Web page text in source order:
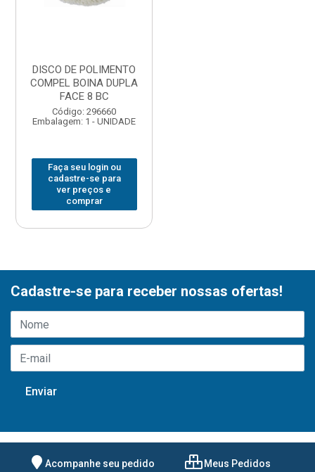
DISCO DE POLIMENTO
COMPEL BOINA DUPLA
FACE 8 BC
Código: 296660
Embalagem: 1 - UNIDADE
Faça seu login ou
cadastre-se para
ver preços e
comprar
Cadastre-se para receber nossas ofertas!
Acompanhe seu pedido Meus Pedidos